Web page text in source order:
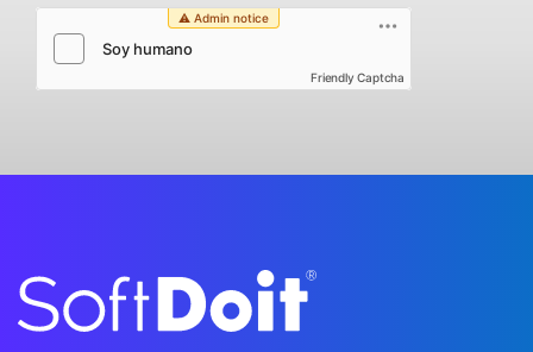
Friendly Captcha